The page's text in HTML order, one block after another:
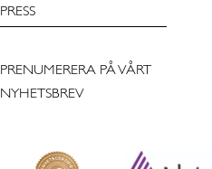
PRESS
PRENUMERERA PÅ VÅRT
NYHETSBREV